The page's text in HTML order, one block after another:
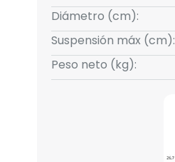
Diámetro (cm):
Suspensión máx (cm):
Peso neto (kg):